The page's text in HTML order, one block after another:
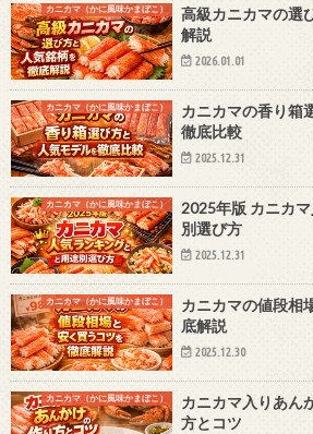
カニカマ（かに風味かまぼこ）
高級カニカマの選
解説
2026.01.01
カニカマ（かに風味かまぼこ）
カニカマの香り箱
徹底比較
2025.12.31
カニカマ（かに風味かまぼこ）
2025年版 カニカ
別選び方
2025.12.31
カニカマ（かに風味かまぼこ）
カニカマの値段相
底解説
2025.12.30
カニカマ（かに風味かまぼこ）
カニカマ入りあん
方とコツ